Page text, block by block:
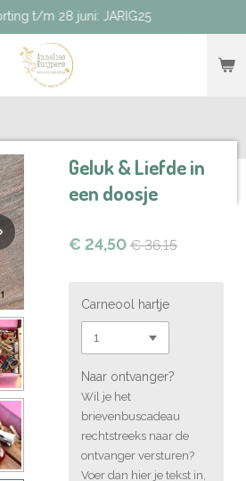
t/m 28 juni: JARIG25
Geluk & Liefde in
een doosje
€ 24,50 € 36,15
Carneool hartje
Naar ontvanger?
Wil je het
brievenbuscadeau
rechtstreeks naar de
ontvanger versturen?
Voer dan hier je tekst in,